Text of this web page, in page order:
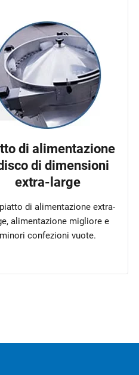
di alimentazione
di dimensioni
extra-large
di alimentazione extra-
alimentazione migliore e
minori confezioni vuote.